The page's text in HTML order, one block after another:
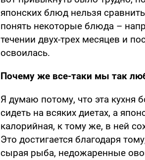
японских блюд нельзя
понять некоторые блюда –
течении двух-трех месяцев и
освоилась.
Почему же все-таки мы так
Я думаю потому, что эта кухня
сидеть на всяких диетах, а
калорийная, к тому же, в ней
Это достигается благодаря
сырая рыба, недожаренные